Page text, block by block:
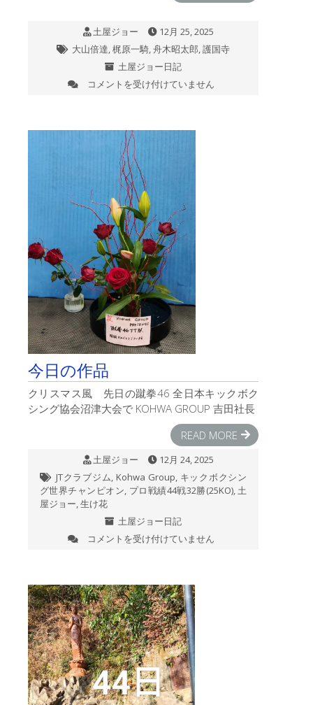
ま
で
貼
て
は
土屋ジョー
12月 25, 2025
大山倍達,梶原一騎,舟木昭太郎,護国寺
土屋ジョー日記
護
コメントを受け付けていません
今日の作品
クリスマス風 先日の蹴拳46 全日本キックボク
シング協会沼津大会で KOHWA GROUP 吉田社長
READ MORE
土屋ジョー
12月 24, 2025
JTクラブジム, Kohwa Group, キックボクシン
グ世界チャンピオン, プロ戦績44戦32勝(25KO),土
屋ジョー,生け花
土屋ジョー日記
今
品
は
コメントを受け付けていません